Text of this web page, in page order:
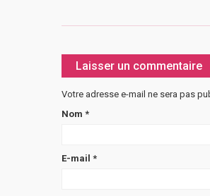
Laisser un commentaire
Votre adresse e-mail ne sera pas
Nom *
E-mail *